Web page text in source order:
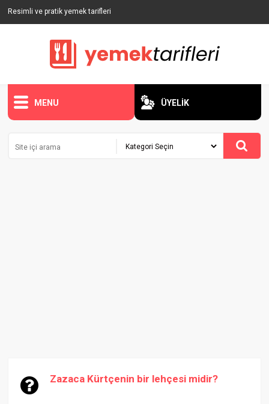
Resimli ve pratik yemek tarifleri
MENU ÜYELİK
Zazaca Kürtçenin bir lehçesi midir?